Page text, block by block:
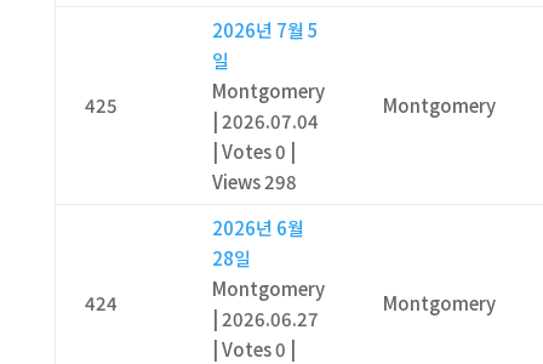
425
2026년 7월 5
일
Montgomery
2026.07.04
Votes 0
Views 298
Montgomery
424
2026년 6월
28일
Montgomery
2026.06.27
Votes 0
Montgomery